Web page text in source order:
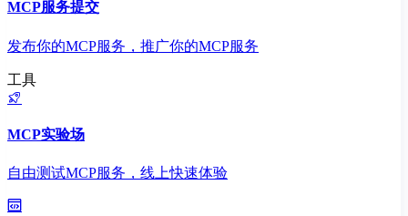
MCP服务提交
发布你的MCP服务，推广你的MCP服务
工具
MCP实验场
自由测试MCP服务，线上快速体验